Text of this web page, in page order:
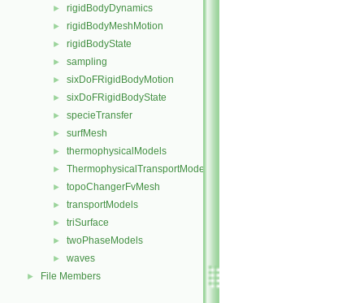
► rigidBodyDynamics
► rigidBodyMeshMotion
► rigidBodyState
► sampling
► sixDoFRigidBodyMotion
► sixDoFRigidBodyState
► specieTransfer
► surfMesh
► thermophysicalModels
► ThermophysicalTransportModels
► topoChangerFvMesh
► transportModels
► triSurface
► twoPhaseModels
► waves
► File Members